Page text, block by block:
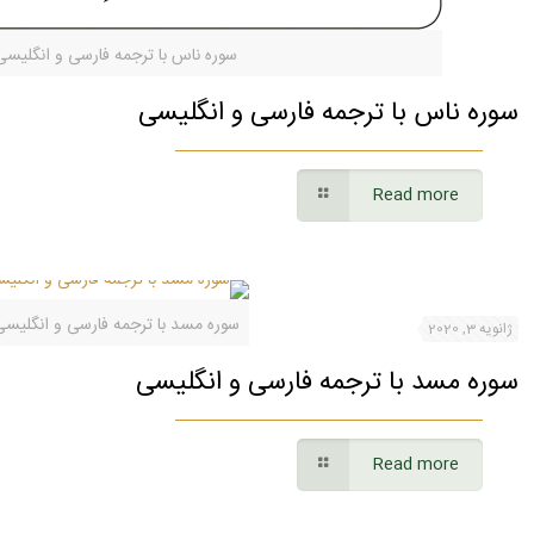
سوره ناس با ترجمه فارسی و
سوره ناس با ترجمه فارسی و انگلیسی
Read more
سوره مسد با ترجمه فارسی و ژانویه 3, 2020
سوره مسد با ترجمه فارسی و انگلیسی
Read more